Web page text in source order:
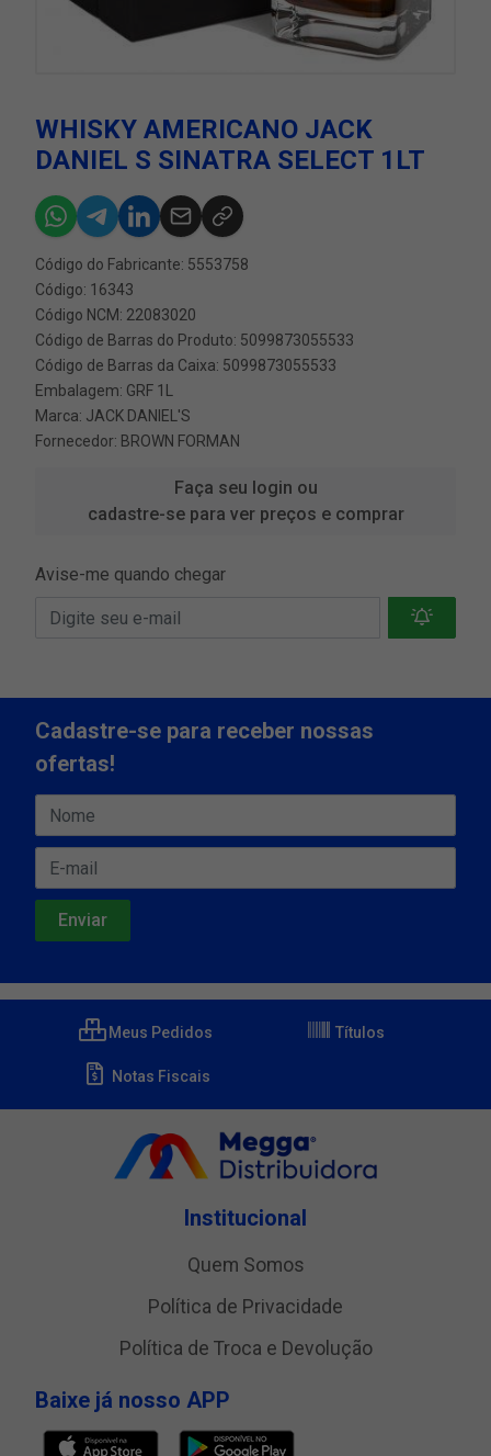
WHISKY AMERICANO JACK
DANIEL S SINATRA SELECT 1LT
Código do Fabricante: 5553758
Código: 16343
Código NCM: 22083020
Código de Barras do Produto: 5099873055533
Código de Barras da Caixa: 5099873055533
Embalagem: GRF 1L
Marca: JACK DANIEL'S
Fornecedor: BROWN FORMAN
Faça seu login ou
cadastre-se para ver preços e comprar
Avise-me quando chegar
Cadastre-se para receber nossas
ofertas!
Meus Pedidos Títulos
Notas Fiscais
Institucional
Quem Somos
Política de Privacidade
Política de Troca e Devolução
Baixe já nosso APP